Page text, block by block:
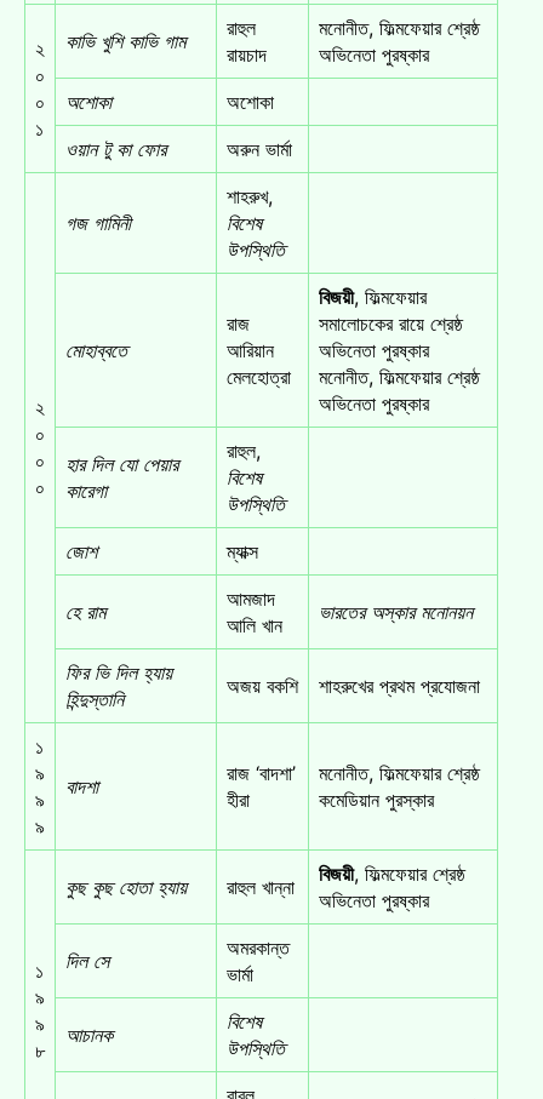
২
০
০
১
কাভি খুশি কাভি গাম
রাহুল
রায়চাদ
মনোনীত, ফিল্মফেয়ার শ্রেষ্ঠ
অভিনেতা পুরষ্কার
অশোকা
অশোকা
ওয়ান টু কা ফোর
অরুন ভার্মা
২
০
০
০
গজ গামিনী
শাহরুখ,
বিশেষ
উপস্থিতি
মোহাব্বতে
রাজ
আরিয়ান
মেলহোত্রা
বিজয়ী, ফিল্মফেয়ার
সমালোচকের রায়ে শ্রেষ্ঠ
অভিনেতা পুরষ্কার
মনোনীত, ফিল্মফেয়ার শ্রেষ্ঠ
অভিনেতা পুরষ্কার
হার দিল যো পেয়ার
কারেগা
রাহুল,
বিশেষ
উপস্থিতি
জোশ
ম্যাক্স
হে রাম
আমজাদ
আলি খান
ভারতের অস্কার মনোনয়ন
ফির ভি দিল হ্যায়
হিন্দুস্তানি
অজয় বকশি শাহরুখের প্রথম প্রযোজনা
১
৯
৯
৯
বাদশা
রাজ ‘বাদশা’
হীরা
মনোনীত, ফিল্মফেয়ার শ্রেষ্ঠ
কমেডিয়ান পুরস্কার
১
৯
৯
৮
কুছ কুছ হোতা হ্যায় রাহুল খান্না
বিজয়ী, ফিল্মফেয়ার শ্রেষ্ঠ
অভিনেতা পুরষ্কার
দিল সে
অমরকান্ত
ভার্মা
আচানক
বিশেষ
উপস্থিতি